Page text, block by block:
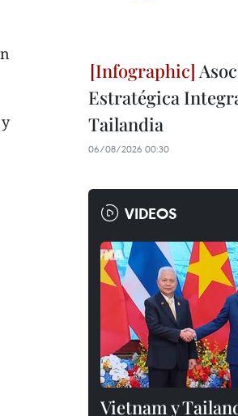
Estratégica
Tailandia
06/08/2026 00:30
VIDEOS
Vietnam y